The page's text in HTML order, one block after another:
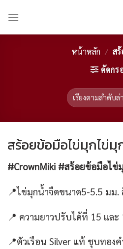
หน้าหลัก / ส
คัดกร
สร้อยข้อมือไข่มุกไข่
#CrownMiki #สร้อยข้อมือไข่
📍ไข่มุกน้ำจืดขนาด5-5.5 มม.
📍 ความยาวปรับได้ที่ 15 และ
📍ตัวเรือน Silver แท้ ชุบทองค